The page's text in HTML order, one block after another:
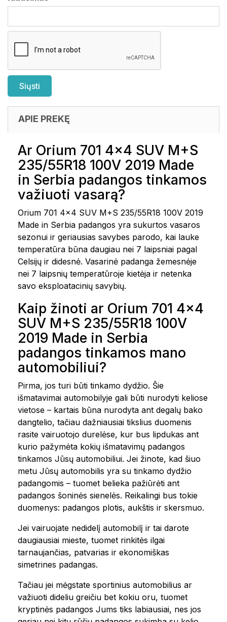
APIE PREKĘ
Ar Orium 701 4x4 SUV M+S
235/55R18 100V 2019 Made
in Serbia padangos tinkamos
važiuoti vasarą?
Orium 701 4x4 SUV M+S 235/55R18 100V 2019
Made in Serbia padangos yra sukurtos vasaros
sezonui ir geriausias savybes parodo, kai lauke
temperatūra būna daugiau nei 7 laipsniai pagal
Celsijų ir didesnė. Vasarinė padanga žemesnėje
nei 7 laipsnių temperatūroje kietėja ir netenka
savo eksploatacinių savybių.
Kaip žinoti ar Orium 701 4x4
SUV M+S 235/55R18 100V
2019 Made in Serbia
padangos tinkamos mano
automobiliui?
Pirma, jos turi būti tinkamo dydžio. Šie
išmatavimai automobilyje gali būti nurodyti keliose
vietose – kartais būna nurodyta ant degalų bako
dangtelio, tačiau dažniausiai tikslius duomenis
rasite vairuotojo durelėse, kur bus lipdukas ant
kurio pažymėta kokių išmatavimų padangos
tinkamos Jūsų automobiliui. Jei žinote, kad šiuo
metu Jūsų automobilis yra su tinkamo dydžio
padangomis – tuomet belieka pažiūrėti ant
padangos šoninės sienelės. Reikalingi bus tokie
duomenys: padangos plotis, aukštis ir skersmuo.
Jei vairuojate nedidelį automobilį ir tai darote
daugiausiai mieste, tuomet rinkitės ilgai
tarnaujančias, patvarias ir ekonomiškas
simetrines padangas.
Tačiau jei mėgstate sportinius automobilius ar
važiuoti dideliu greičiu bet kokiu oru, tuomet
kryptinės padangos Jums tiks labiausiai, nes jos